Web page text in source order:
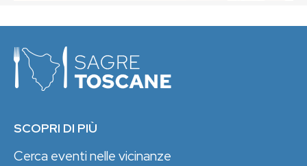
SCOPRI DI PIÙ
Cerca eventi nelle vicinanze